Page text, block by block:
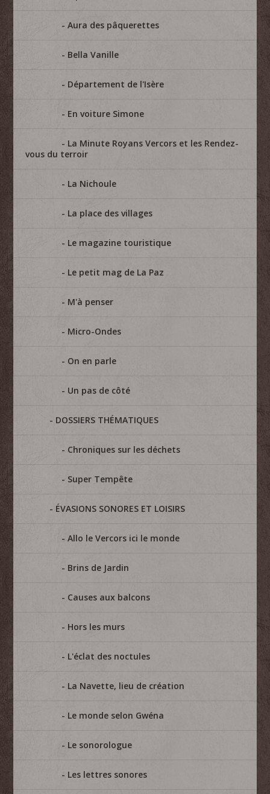
Aura des pâquerettes
Bella Vanille
Département de l'Isère
En voiture Simone
La Minute Royans Vercors et les Rendez-
vous du terroir
La Nichoule
La place des villages
Le magazine touristique
Le petit mag de La Paz
M'à penser
Micro-Ondes
On en parle
Un pas de côté
DOSSIERS THÉMATIQUES
Chroniques sur les déchets
Super Tempête
ÉVASIONS SONORES ET LOISIRS
Allo le Vercors ici le monde
Brins de Jardin
Causes aux balcons
Hors les murs
L'éclat des noctules
La Navette, lieu de création
Le monde selon Gwéna
Le sonorologue
Les lettres sonores